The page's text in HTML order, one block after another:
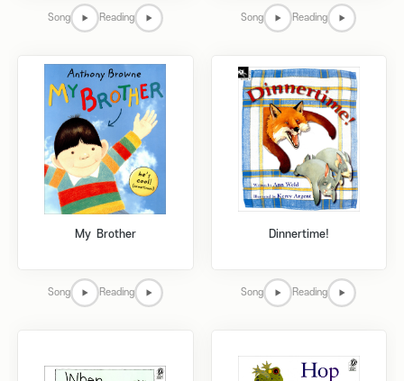
Song Reading Song Reading
My Brother
Song Reading
Dinnertime!
Song Reading